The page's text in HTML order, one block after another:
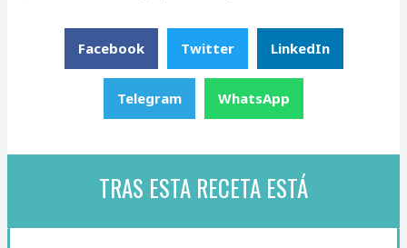
Facebook Twitter LinkedIn
Telegram WhatsApp
TRAS ESTA RECETA ESTÁ